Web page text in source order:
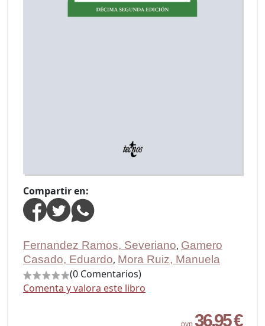
Compartir en:
Fernandez Ramos, Severiano, Gamero
Casado, Eduardo, Mora Ruiz, Manuela
(0 Comentarios)
Comenta y valora este libro
36,95 €